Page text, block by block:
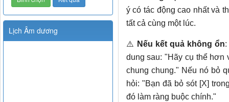
ý có tác động cao nhất và
tất cả cùng một lúc.
⚠️ Nếu kết quả không ổn
dung sau: "Hãy cụ thể
chung chung." Nếu nó bỏ
hỏi: "Bạn đã bỏ sót [X]
đó làm ràng buộc chính."
Lịch Âm dương